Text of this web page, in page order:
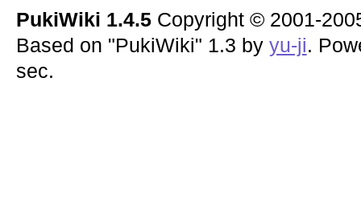
PukiWiki 1.4.5Copyright © 2001-
Based on "PukiWiki" 1.3 by yu-ji.
sec.